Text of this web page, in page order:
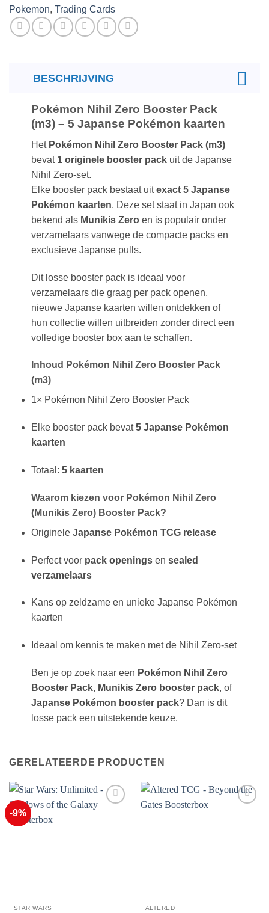
Pokemon, Trading Cards
BESCHRIJVING
Pokémon Nihil Zero Booster Pack
(m3) – 5 Japanse Pokémon kaarten
Het Pokémon Nihil Zero Booster Pack (m3)
bevat 1 originele booster packuit de Japanse
Nihil Zero-set.
Elke booster pack bestaat uitexact 5 Japanse
Pokémon kaarten. Deze set staat in Japan ook
bekend als Munikis Zeroen is populair onder
verzamelaars vanwege de compacte packs en
exclusieve Japanse pulls.
Dit losse booster pack is ideaal voor
verzamelaars die graag per pack openen,
nieuwe Japanse kaarten willen ontdekken of
hun collectie willen uitbreiden zonder direct een
volledige booster box aan te schaffen.
Inhoud Pokémon Nihil Zero Booster Pack
(m3)
1× Pokémon Nihil Zero Booster Pack
Elke booster pack bevat5 Japanse Pokémon
kaarten
Totaal: 5 kaarten
Waarom kiezen voor Pokémon Nihil Zero
(Munikis Zero) Booster Pack?
Originele Japanse Pokémon TCG release
Perfect voor pack openingsen sealed
verzamelaars
Kans op zeldzame en unieke Japanse Pokémon
kaarten
Ideaal om kennis te maken met de Nihil Zero-set
Ben je op zoek naar een Pokémon Nihil Zero
Booster Pack, Munikis Zero booster pack, of
Japanse Pokémon booster pack? Dan is dit
losse pack een uitstekende keuze.
GERELATEERDE PRODUCTEN
-9%
Voeg toe
STAR WARS ALTERED